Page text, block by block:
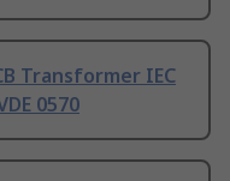
Transformer IEC
0570